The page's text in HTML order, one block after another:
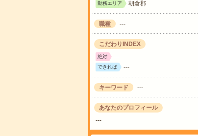
勤務エリア 朝倉郡
職種 ---
こだわりINDEX
絶対 ---
できれば ---
キーワード ---
あなたのプロフィール
---